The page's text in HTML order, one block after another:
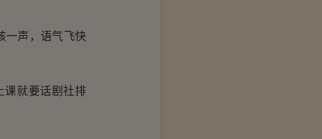
声，语气飞快
就要话剧社排